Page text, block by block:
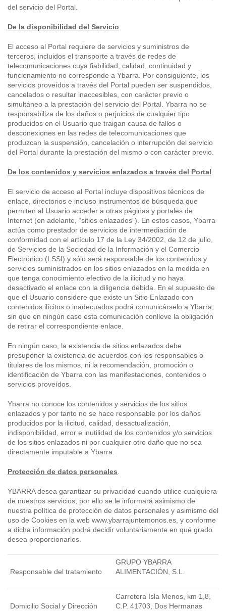
del servicio del Portal.
De la disponibilidad del Servicio.
El acceso al Portal requiere de servicios y suministros de
terceros, incluidos el transporte a través de redes de
telecomunicaciones cuya fiabilidad, calidad, continuidad y
funcionamiento no corresponde a Ybarra. Por consiguiente, los
servicios proveídos a través del Portal pueden ser suspendidos,
cancelados o resultar inaccesibles, con carácter previo o
simultáneo a la prestación del servicio del Portal. Ybarra no se
responsabiliza de los daños o perjuicios de cualquier tipo
producidos en el Usuario que traigan causa de fallos o
desconexiones en las redes de telecomunicaciones que
produzcan la suspensión, cancelación o interrupción del servicio
del Portal durante la prestación del mismo o con carácter previo.
De los contenidos y servicios enlazados a través del Portal.
El servicio de acceso al Portal incluye dispositivos técnicos de
enlace, directorios e incluso instrumentos de búsqueda que
permiten al Usuario acceder a otras páginas y portales de
Internet (en adelante, “sitios enlazados”). En estos casos, Ybarra
actúa como prestador de servicios de intermediación de
conformidad con el artículo 17 de la Ley 34/2002, de 12 de julio,
de Servicios de la Sociedad de la Información y el Comercio
Electrónico (LSSI) y sólo será responsable de los contenidos y
servicios suministrados en los sitios enlazados en la medida en
que tenga conocimiento efectivo de la ilicitud y no haya
desactivado el enlace con la diligencia debida. En el supuesto de
que el Usuario considere que existe un Sitio Enlazado con
contenidos ilícitos o inadecuados podrá comunicárselo a Ybarra,
sin que en ningún caso esta comunicación conlleve la obligación
de retirar el correspondiente enlace.
En ningún caso, la existencia de sitios enlazados debe
presuponer la existencia de acuerdos con los responsables o
titulares de los mismos, ni la recomendación, promoción o
identificación de Ybarra con las manifestaciones, contenidos o
servicios proveídos.
Ybarra no conoce los contenidos y servicios de los sitios
enlazados y por tanto no se hace responsable por los daños
producidos por la ilicitud, calidad, desactualización,
indisponibilidad, error e inutilidad de los contenidos y/o servicios
de los sitios enlazados ni por cualquier otro daño que no sea
directamente imputable a Ybarra.
Protección de datos personales.
YBARRA desea garantizar su privacidad cuando utilice cualquiera
de nuestros servicios, por ello se le informará asimismo de
nuestra política de protección de datos personales y asimismo del
uso de Cookies en la web www.ybarrajuntemonos.es, y conforme
a dicha información podrá decidir voluntariamente en qué grado
desea proporcionarlos.
Responsable del tratamiento
GRUPO YBARRA
ALIMENTACIÓN, S.L.
Domicilio Social y Dirección
Carretera Isla Menos, km 1,8,
C.P. 41703, Dos Hermanas